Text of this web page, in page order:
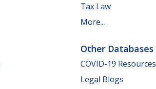
Tax Law
More...
Other Databases
COVID-19 Resources
Legal Blogs